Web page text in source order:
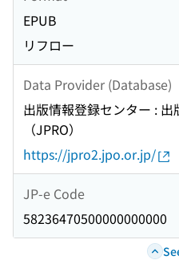
EPUB
リフロー
Data Provider (Database)
出版情報登録センター :
（JPRO）
https://jpro2.jpo.or.jp/
JP-e Code
58236470500000000000